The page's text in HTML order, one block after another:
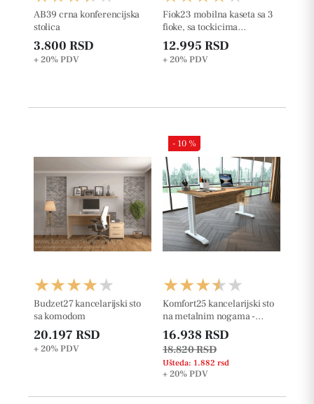
AB39 crna konferencijska
stolica
3.800 RSD
+ 20%PDV
Fiok23 mobilna kaseta sa 3
fioke, sa tockicima
š42xd50xv63cm
12.995 RSD
+ 20%PDV
Budzet27 kancelarijski sto
sa komodom
20.197 RSD
+ 20%PDV
Komfort25 kancelarijski sto
na metalnim nogama -
25mm
- 10 %
16.938 RSD
18.820 RSD
Ušteda: 1.882 rsd
+ 20%PDV